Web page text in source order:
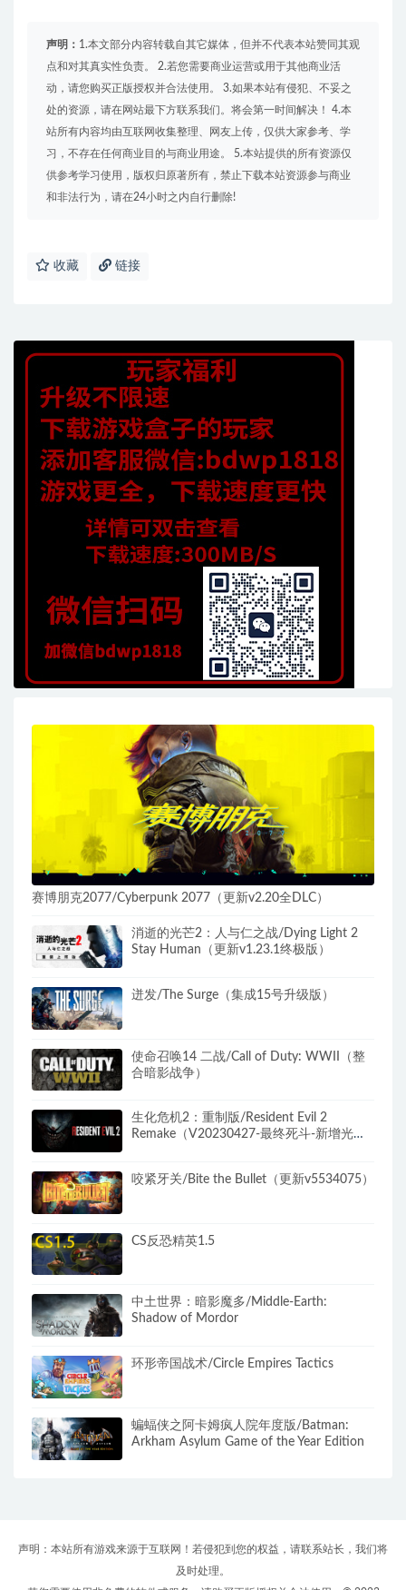
声明： 1.本文部分内容转载自其它媒体，但并不代表本站赞同其观
点和对其真实性负责。 2.若您需要商业运营或用于其他商业活
动，请您购买正版授权并合法使用。 3.如果本站有侵犯、不妥之
处的资源，请在网站最下方联系我们。将会第一时间解决！ 4.本
站所有内容均由互联网收集整理、网友上传，仅供大家参考、学
习，不存在任何商业目的与商业用途。 5.本站提供的所有资源仅
供参考学习使用，版权归原著所有，禁止下载本站资源参与商业
和非法行为，请在24小时之内自行删除!
收藏 链接
赛博朋克2077/Cyberpunk 2077（更新v2.20全DLC）
消逝的光芒2：人与仁之战/Dying Light 2
Stay Human（更新v1.23.1终极版）
迸发/The Surge（集成15号升级版）
使命召唤14 二战/Call of Duty: WWII（整
合暗影战争）
生化危机2：重制版/Resident Evil 2
Remake（V20230427-最终死斗-新增光线
咬紧牙关/Bite the Bullet（更新v5534075）
CS反恐精英1.5
中土世界：暗影魔多/Middle-Earth:
Shadow of Mordor
环形帝国战术/Circle Empires Tactics
蝙蝠侠之阿卡姆疯人院年度版/Batman:
Arkham Asylum Game of the Year Edition
声明：本站所有游戏来源于互联网！若侵犯到您的权益，请联系站长，我们将
及时处理。